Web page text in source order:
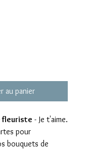
au panier
fleuriste - Je t'aime.
pour
bouquets de